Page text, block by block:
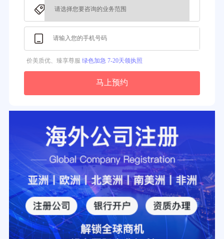
价美质优、臻享尊服 绿色加急 7-20天领执照
马上预约